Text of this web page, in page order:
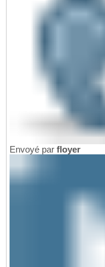
Envoyé par floyer